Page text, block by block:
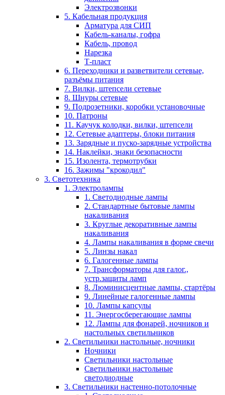
Электрозвонки
5. Кабельная продукция
Арматура для СИП
Кабель-каналы, гофра
Кабель, провод
Нарезка
Т-пласт
6. Переходники и разветвители сетевые,
разъёмы питания
7. Вилки, штепсели сетевые
8. Шнуры сетевые
9. Подрозетники, коробки установочные
10. Патроны
11. Каучук колодки, вилки, штепсели
12. Сетевые адаптеры, блоки питания
13. Зарядные и пуско-зарядные устройства
14. Наклейки, знаки безопасности
15. Изолента, термотрубки
16. Зажимы "крокодил"
3. Светотехника
1. Электролампы
1. Светодиодные лампы
2. Стандартные бытовые лампы
накаливания
3. Круглые декоративные лампы
накаливания
4. Лампы накаливания в форме свечи
5. Линзы накал
6. Галогенные лампы
7. Трансформаторы для галог.,
устр.защиты ламп
8. Люминисцентные лампы, стартёры
9. Линейные галогенные лампы
10. Лампы капсулы
11. Энергосберегающие лампы
12. Лампы для фонарей, ночников и
настольных светильников
2. Светильники настольные, ночники
Ночники
Светильники настольные
Светильники настольные
светодиодные
3. Светильники настенно-потолочные